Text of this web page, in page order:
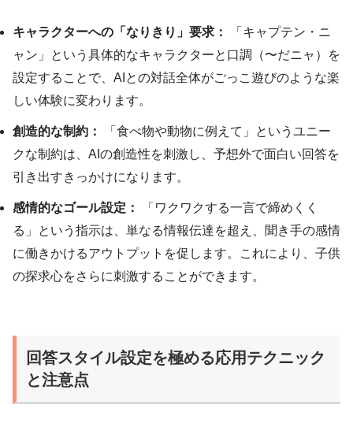
キャラクターへの「なりきり」要求：
「キャプテン・ニ
ャン」という具体的なキャラクターと口調（〜だニャ）を
設定することで、AIとの対話全体がごっこ遊びのような楽
しい体験に変わります。
創造的な制約：
「食べ物や動物に例えて」というユニー
クな制約は、AIの創造性を刺激し、予想外で面白い回答を
引き出すきっかけになります。
感情的なゴール設定：
「ワクワクする一言で締めくく
る」という指示は、単なる情報伝達を超え、聞き手の感情
に働きかけるアウトプットを促します。これにより、子供
の探求心をさらに刺激することができます。
回答スタイル設定を極める応用テクニック
と注意点